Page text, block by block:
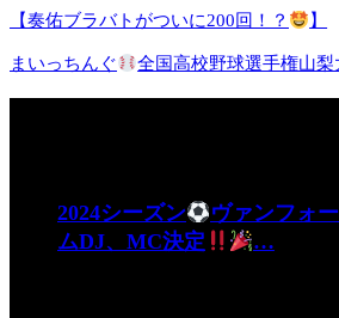
【奏佑ブラバトがついに200回！？ 】
まいっちんぐ 全国高校野球選手権山梨
2024シーズン
ヴァンフォ
ムDJ、MC決定
…